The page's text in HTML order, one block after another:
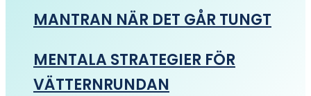
MANTRAN NÄR DET GÅR TUNGT
MENTALA STRATEGIER FÖR
VÄTTERNRUNDAN